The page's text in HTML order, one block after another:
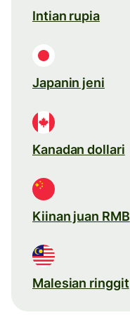
Intian rupia
Japanin jeni
Kanadan dollari
Kiinan juan RMB
Malesian ringgit